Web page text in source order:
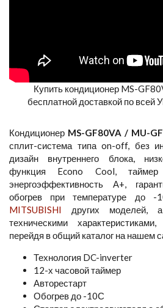
Купить кондиционер MS-
бесплатной доставкой по всей
Кондиционер MS-GF80VA / MU-
сплит-система типа on-off, без
дизайн внутреннего блока,
функция Econo Cool,
энергоэффективность А+,
обогрев при температуре до -
MITSUBISHI других моделей,
техническими
перейдя в общий каталог на нашем
Технология DC-inverter
12-х часовой таймер
Авторестарт
Обогрев до -10С